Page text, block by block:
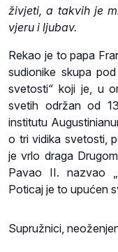
živjeti, a takvih je
vjeru i ljubav.
Rekao je to papa
sudionike skupa
svetosti“ koji je, u
svetih održan od
institutu
o tri vidika svetosti,
je vrlo draga
Pavao II. nazvao
Poticaj je to upućen
Supružnici,